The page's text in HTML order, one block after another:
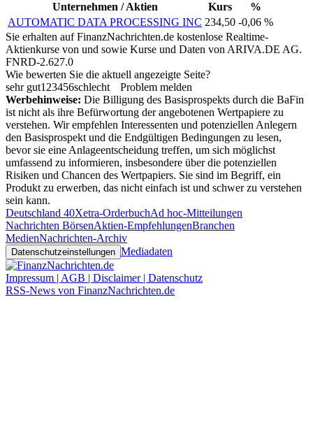
Unternehmen / Aktien Kurs
%
AUTOMATIC DATA PROCESSING INC 234,50 -0,06 %
Sie erhalten auf FinanzNachrichten.de kostenlose Realtime-
Aktienkurse von und sowie Kurse und Daten von ARIVA.DE AG.
FNRD-2.627.0
Wie bewerten Sie die aktuell angezeigte Seite?
sehr gut1 23456schlecht
Problem melden
Werbehinweise: Die Billigung des Basisprospekts durch die BaFin
ist nicht als ihre Befürwortung der angebotenen Wertpapiere zu
verstehen. Wir empfehlen Interessenten und potenziellen Anlegern
den Basisprospekt und die Endgültigen Bedingungen zu lesen,
bevor sie eine Anlageentscheidung treffen, um sich möglichst
umfassend zu informieren, insbesondere über die potenziellen
Risiken und Chancen des Wertpapiers. Sie sind im Begriff, ein
Produkt zu erwerben, das nicht einfach ist und schwer zu verstehen
sein kann.
Deutschland 40Xetra-OrderbuchAd hoc-Mitteilungen
Nachrichten BörsenAktien-EmpfehlungenBranchen
MedienNachrichten-Archiv
Datenschutzeinstellungen Mediadaten
Impressum | AGB | Disclaimer | Datenschutz
RSS-News von FinanzNachrichten.de